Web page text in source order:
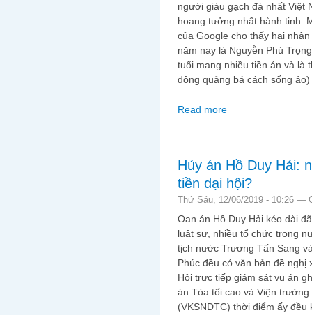
người giàu gạch đá nhất Việt
hoang tưởng nhất hành tinh.
của Google cho thấy hai
năm nay là Nguyễn Phú
tuổi mang nhiều tiền án và là
động quảng bá cách sống
Read more
Hủy án Hồ Duy Hải:
tiền dại hội?
Thứ Sáu, 12/06/2019 - 10:26 —
Oan án Hồ Duy Hải kéo dài
luật sư, nhiều tổ chức trong
tịch nước Trương Tấn Sang
Phúc đều có văn bản đề nghị
Hội trực tiếp giám sát vụ án
án Tòa tối cao và Viện
(VKSNDTC) thời điểm ấy